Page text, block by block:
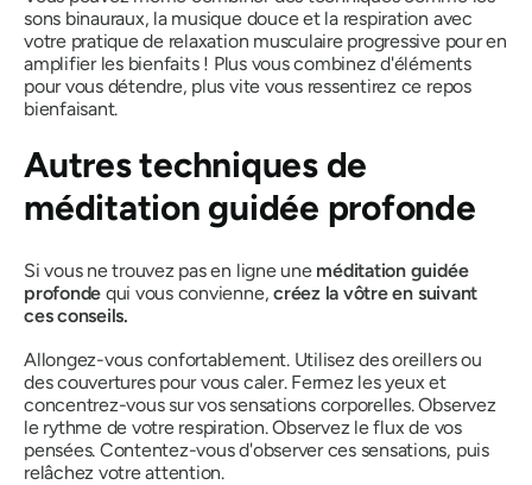
sons binauraux, la musique douce et la respiration avec
votre pratique de relaxation musculaire progressive pour en
amplifier les bienfaits ! Plus vous combinez d'éléments
pour vous détendre, plus vite vous ressentirez ce repos
bienfaisant.
Autres techniques de
méditation guidée profonde
Si vous ne trouvez pas en ligne une méditation guidée
profonde qui vous convienne,créez la vôtre en suivant
ces conseils.
Allongez-vous confortablement. Utilisez des oreillers ou
des couvertures pour vous caler. Fermez les yeux et
concentrez-vous sur vos sensations corporelles. Observez
le rythme de votre respiration. Observez le flux de vos
pensées. Contentez-vous d'observer ces sensations, puis
relâchez votre attention.